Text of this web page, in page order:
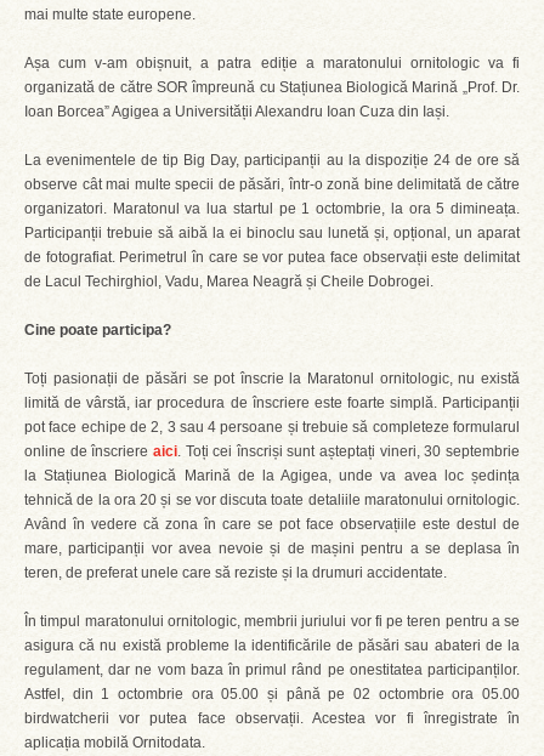
mai multe state europene.
Așa cum v-am obișnuit, a patra ediție a maratonului ornitologic va fi
organizată de către SOR împreună cu Stațiunea Biologică Marină „Prof. Dr.
Ioan Borcea” Agigea a Universității Alexandru Ioan Cuza din Iași.
La evenimentele de tip Big Day, participanții au la dispoziție 24 de ore să
observe cât mai multe specii de păsări, într-o zonă bine delimitată de către
organizatori. Maratonul va lua startul pe 1 octombrie, la ora 5 dimineața.
Participanții trebuie să aibă la ei binoclu sau lunetă și, opțional, un aparat
de fotografiat. Perimetrul în care se vor putea face observații este delimitat
de Lacul Techirghiol, Vadu, Marea Neagră și Cheile Dobrogei.
Cine poate participa?
Toți pasionații de păsări se pot înscrie la Maratonul ornitologic, nu există
limită de vârstă, iar procedura de înscriere este foarte simplă. Participanții
pot face echipe de 2, 3 sau 4 persoane și trebuie să completeze formularul
online de înscriere aici. Toți cei înscriși sunt așteptați vineri, 30 septembrie
la Stațiunea Biologică Marină de la Agigea, unde va avea loc ședința
tehnică de la ora 20 și se vor discuta toate detaliile maratonului ornitologic.
Având în vedere că zona în care se pot face observațiile este destul de
mare, participanții vor avea nevoie și de mașini pentru a se deplasa în
teren, de preferat unele care să reziste și la drumuri accidentate.
În timpul maratonului ornitologic, membrii juriului vor fi pe teren pentru a se
asigura că nu există probleme la identificările de păsări sau abateri de la
regulament, dar ne vom baza în primul rând pe onestitatea participanților.
Astfel, din 1 octombrie ora 05.00 și până pe 02 octombrie ora 05.00
birdwatcherii vor putea face observații. Acestea vor fi înregistrate în
aplicația mobilă Ornitodata.